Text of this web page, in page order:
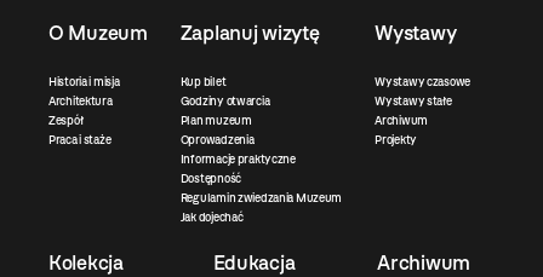
O Muzeum
Historia i misja
Architektura
Zespół
Praca i staże
Zaplanuj wizytę
Kup bilet
Godziny otwarcia
Plan muzeum
Oprowadzenia
Informacje praktyczne
Dostępność
Regulamin zwiedzania Muzeum
Jak dojechać
Wystawy
Wystawy czasowe
Wystawy stałe
Archiwum
Projekty
Kolekcja Edukacja Archiwum